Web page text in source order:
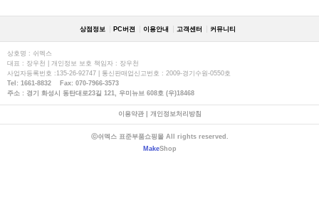
상점정보 PC버젼 이용안내 고객센터 커뮤니티
상호명 : 쉬멕스
대표 : 장우천 | 개인정보 보호 책임자 : 장우천
사업자등록번호 :135-26-92747 | 통신판매업신고번호 : 2009-경기수원-0550호
Tel: 1661-8832 Fax: 070-7966-3573
주소 : 경기 화성시 동탄대로23길 121, 우미뉴브 608호 (우)18468
이용약관| 개인정보처리방침
ⓒ쉬멕스 표준부품쇼핑몰 All rights reserved.
MakeShop